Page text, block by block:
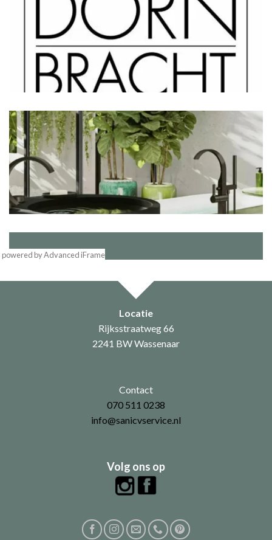
powered by Advanced iFrame
Locatie
Rijksstraatweg 66
2241 BW Wassenaar
Contact
070 511 0238
info@sanicvservice.nl
Volg ons op